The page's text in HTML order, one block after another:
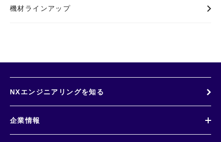
機材ラインアップ
NXエンジニアリングを知る
企業情報